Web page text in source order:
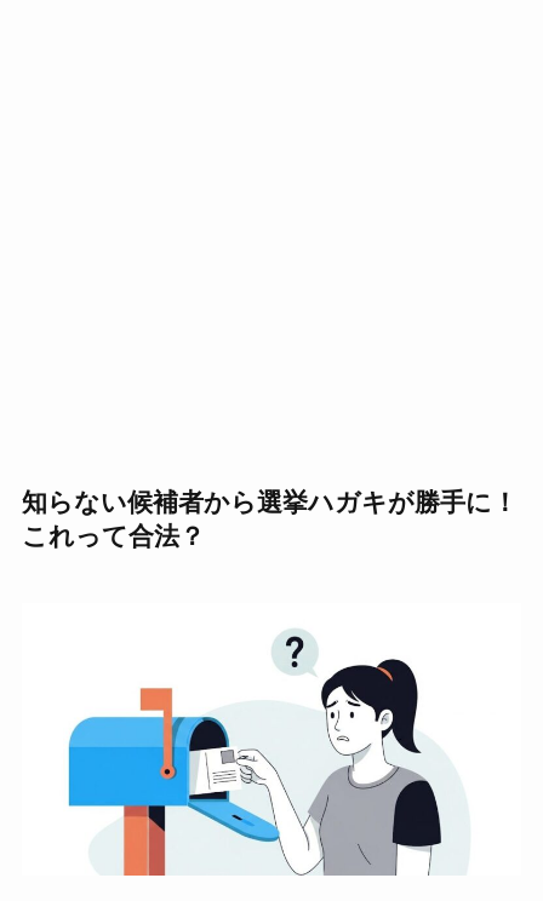
知らない候補者から選挙ハガキが勝手に！
これって合法？